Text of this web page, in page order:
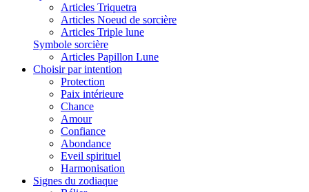
Articles Triquetra
Articles Noeud de sorcière
Articles Triple lune
Symbole sorcière
Articles Papillon Lune
Choisir par intention
Protection
Paix intérieure
Chance
Amour
Confiance
Abondance
Eveil spirituel
Harmonisation
Signes du zodiaque